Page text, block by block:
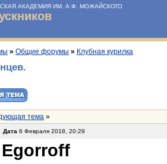
АКАДЕМИЯ ИМ. А.Ф. МОЖАЙСКОГО
» Общие форумы » Клубная курилка
тема »
Дата 6 Февраля 2018, 20:29
Egorroff